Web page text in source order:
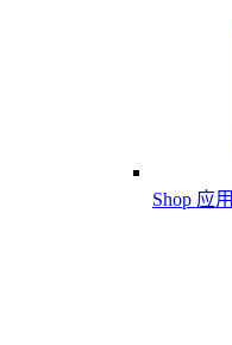
Shop 应用